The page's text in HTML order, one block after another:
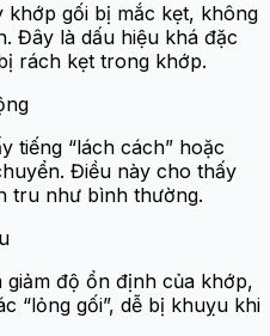
khớp gối bị mắc kẹt, không
Đây là dấu hiệu khá đặc
rách kẹt trong khớp.
tiếng “lách cách” hoặc
Điều này cho thấy
tru như bình thường.
độ ổn định của khớp,
“lỏng gối”, dễ bị khuỵu khi